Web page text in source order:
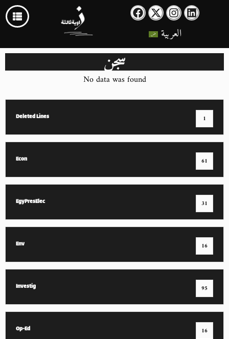
العربية
سجن
No data was found
Deleted Lines 1
Econ 61
EgyPresElec 31
Env 16
Investig 95
Op-Ed 16